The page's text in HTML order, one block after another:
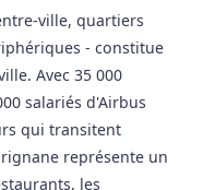
ville, quartiers
- constitue
Avec 35 000
salariés d'Airbus
qui transitent
représente un
les